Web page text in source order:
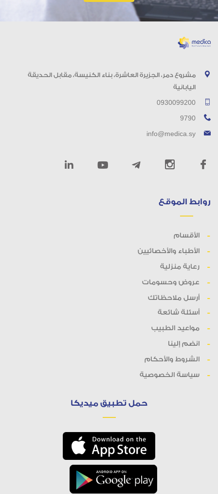
مشروع دمر، الجزيرة العاشرة، بناء الكنيسة، مقابل الحديقة
اليابانية
0930099200
9790
info@medica.sy
روابط الموقع
الأقسام
الأطباء والأخصائيين
رعاية منزلية
عروض وحسومات
أرسل ملاحظاتك
أسئلة شائعة
مواعيد الطبيب
انضم إلينا
الشروط والأحكام
سياسة الخصوصية
حمل تطبيق ميديكا